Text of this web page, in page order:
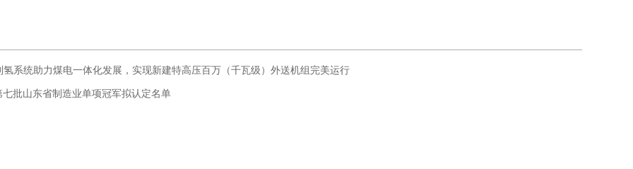
系统助力煤电一体化发展，实现新建特高压百万（千瓦级）外送机组完美运行
批山东省制造业单项冠军拟认定名单